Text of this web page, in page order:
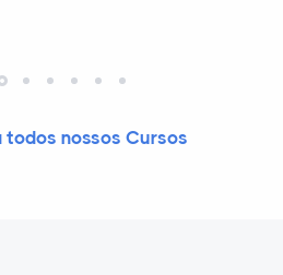
todos nossos Cursos